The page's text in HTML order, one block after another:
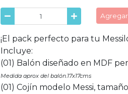
¡El pack perfecto para tu
Incluye:
(01) Balón diseñado en MDF
Medida aprox del balón.17x17cms
(01) Cojín modelo Messi,